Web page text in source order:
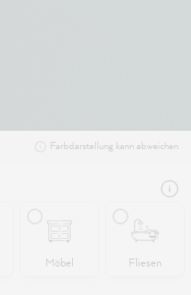
Farbdarstellung kann abweichen
Möbel Fliesen